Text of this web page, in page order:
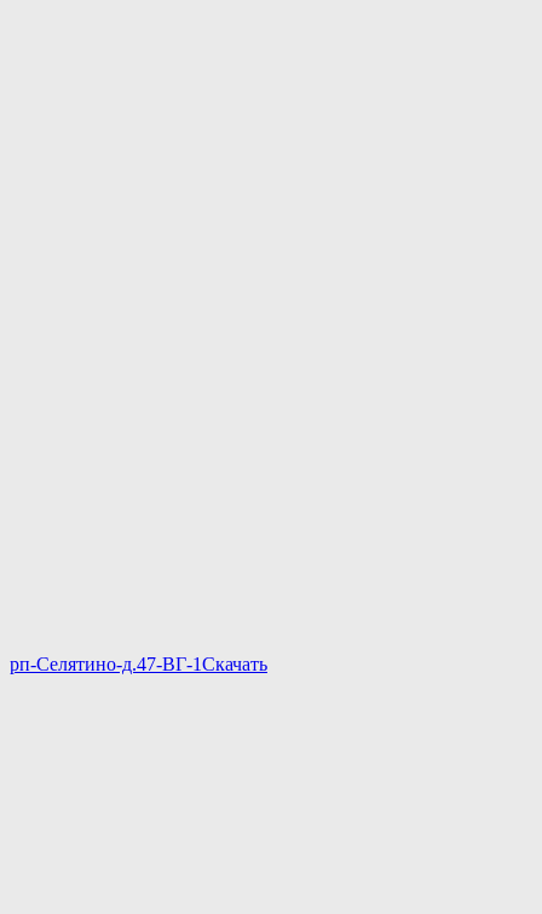
рп-Селятино-д.47-ВГ-1Скачать